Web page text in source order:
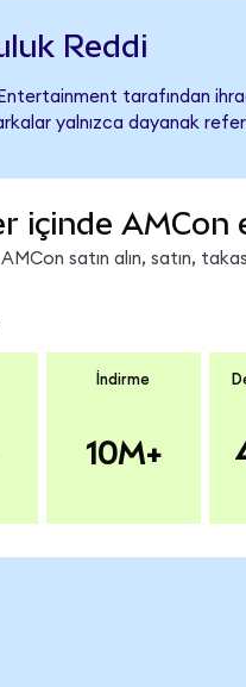
Reddi
tarafından
yalnızca dayanak
içinde AMCon
satın alın, satın,
İndirme
10M+